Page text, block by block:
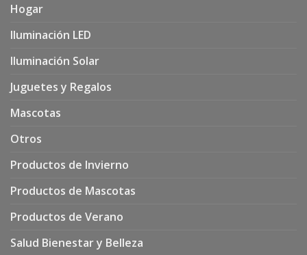
Hogar
Iluminación LED
Iluminación Solar
Juguetes y Regalos
Mascotas
Otros
Productos de Invierno
Productos de Mascotas
Productos de Verano
Salud Bienestar y Belleza